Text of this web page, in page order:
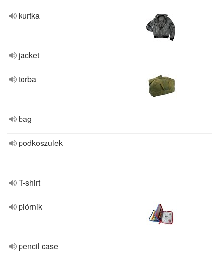
kurtka
jacket
torba
bag
podkoszulek
T-shirt
piórnik
pencil case